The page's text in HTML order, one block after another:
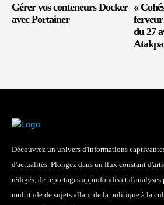
Gérer vos conteneurs Docker
avec Portainer
«
du 27
Découvrez un univers d'informations
d'actualités. Plongez dans un flux constant
rédigés, de reportages approfondis et
multitude de sujets allant de la politique à la